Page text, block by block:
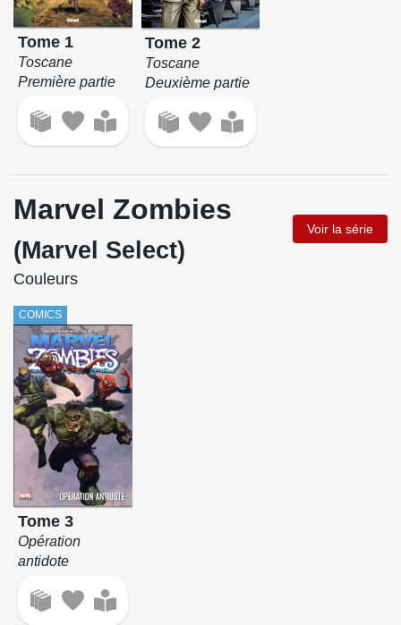
Tome 1
Toscane
Première partie
Tome 2
Toscane
Deuxième partie
Marvel Zombies
(Marvel Select)
Voir la série
Couleurs
COMICS
Tome 3
Opération
antidote